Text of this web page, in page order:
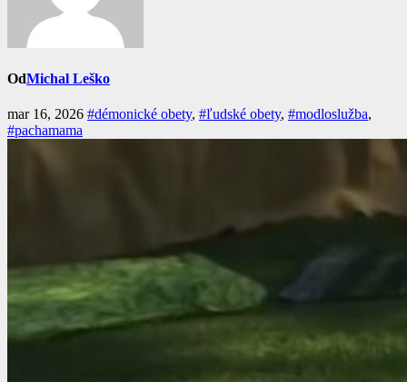
OdMichal Leško
mar 16, 2026 #démonické obety, #ľudské obety, #modloslužba,
#pachamama